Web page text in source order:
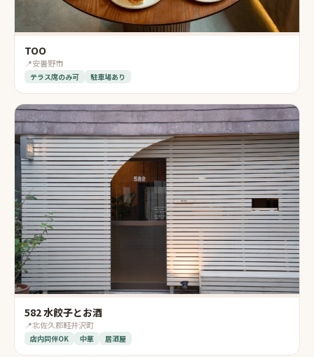
TOO
📍安曇野市
テラス席のみ可 駐車場あり
582 水餃子とお酒
📍北佐久郡軽井沢町
店内同伴OK 中華 居酒屋